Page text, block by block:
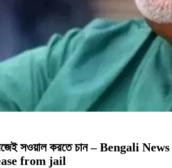
নিজেই সওয়াল করতে চান –
from jail